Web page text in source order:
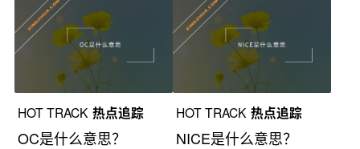
HOT TRACK 热点追踪
OC是什么意思？
HOT TRACK 热点追踪
NICE是什么意思？